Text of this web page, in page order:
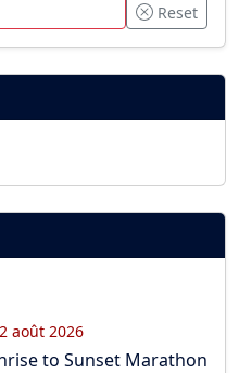
Reset
août 2026
to Sunset Marathon